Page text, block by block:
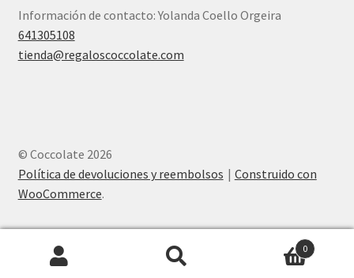
Información de contacto: Yolanda Coello Orgeira
641305108
tienda@regaloscoccolate.com
© Coccolate 2026
Política de devoluciones y reembolsos
Construido con
WooCommerce.
0